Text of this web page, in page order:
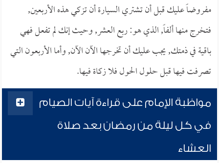
مفروضاً عليك قبل أن تشتري السيارة أن تزكي هذه الأربعين,
فتخرج منها ألفاً, الذي هو: ربع العشر, وحيث إنك لم تفعل فهي
باقية في ذمتك, يجب عليك أن تخرجها الآن الآن, وأما الأربعون التي
تصرفت فيها قبل حلول الحول فلا زكاة فيها.
مواظبة الإمام على قراءة آيات الصيام
في كل ليلة من رمضان بعد صلاة
العشاء